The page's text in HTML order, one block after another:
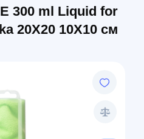
300 ml Liquid for
20X20 10X10 см